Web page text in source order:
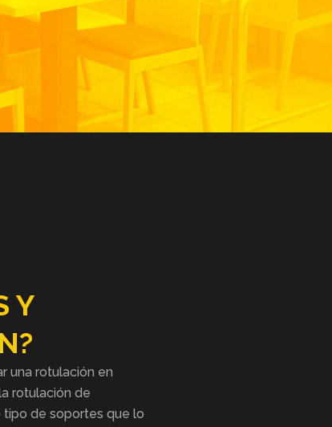
Y
una rotulación en
rotulación de
tipo de soportes que lo